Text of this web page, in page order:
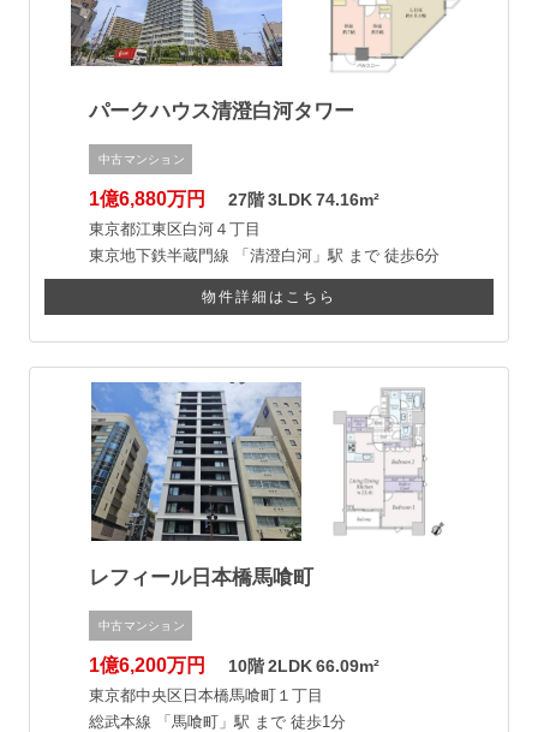
パークハウス清澄白河タワー
中古マンション
1億6,880万円 27階3LDK74.16m²
東京都江東区白河４丁目
東京地下鉄半蔵門線
「清澄白河」駅 まで 徒歩6分
物件詳細はこちら
レフィール日本橋馬喰町
中古マンション
1億6,200万円 10階2LDK66.09m²
東京都中央区日本橋馬喰町１丁目
総武本線
「馬喰町」駅 まで 徒歩1分